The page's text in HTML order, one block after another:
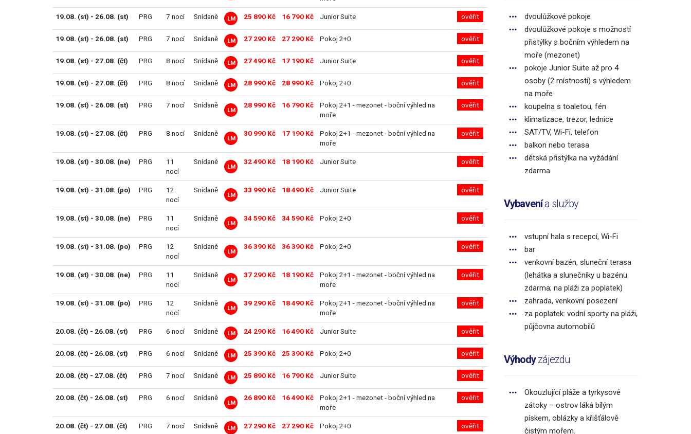
19.08. (st) - 26.08. (st) PRG 7 nocí Snídaně LM 25 890 Kč 16 790 Kč Junior Suite ověřit
19.08. (st) - 26.08. (st) PRG 7 nocí Snídaně LM 27 290 Kč 27 290 Kč Pokoj 2+0 ověřit
19.08. (st) - 27.08. (čt) PRG 8 nocí Snídaně LM 27 490 Kč 17 190 Kč Junior Suite ověřit
19.08. (st) - 27.08. (čt) PRG 8 nocí Snídaně LM 28 990 Kč 28 990 Kč Pokoj 2+0 ověřit
19.08. (st) - 26.08. (st) PRG 7 nocí Snídaně
LM
28 990 Kč 16 790 Kč
Pokoj 2+1 - mezonet - boční výhled na
moře
ověřit
19.08. (st) - 27.08. (čt) PRG 8 nocí Snídaně
LM
30 990 Kč 17 190 Kč
Pokoj 2+1 - mezonet - boční výhled na
moře
ověřit
19.08. (st) - 30.08. (ne) PRG
11
nocí
Snídaně
LM
32 490 Kč 18 190 Kč Junior Suite ověřit
19.08. (st) - 31.08. (po) PRG
12
nocí
Snídaně
LM
33 990 Kč 18 490 Kč Junior Suite ověřit
19.08. (st) - 30.08. (ne) PRG
11
nocí
Snídaně
LM
34 590 Kč 34 590 Kč Pokoj 2+0 ověřit
19.08. (st) - 31.08. (po) PRG
12
nocí
Snídaně
LM
36 390 Kč 36 390 Kč Pokoj 2+0 ověřit
19.08. (st) - 30.08. (ne) PRG
11
nocí
Snídaně
LM
37 290 Kč 18 190 Kč
Pokoj 2+1 - mezonet - boční výhled na
moře
ověřit
19.08. (st) - 31.08. (po) PRG
12
nocí
Snídaně
LM
39 290 Kč 18 490 Kč
Pokoj 2+1 - mezonet - boční výhled na
moře
ověřit
20.08. (čt) - 26.08. (st) PRG 6 nocí Snídaně LM 24 290 Kč 16 490 Kč Junior Suite ověřit
20.08. (čt) - 26.08. (st) PRG 6 nocí Snídaně LM 25 390 Kč 25 390 Kč Pokoj 2+0 ověřit
20.08. (čt) - 27.08. (čt) PRG 7 nocí Snídaně LM 25 890 Kč 16 790 Kč Junior Suite ověřit
20.08. (čt) - 26.08. (st) PRG 6 nocí Snídaně
LM
26 890 Kč 16 490 Kč
Pokoj 2+1 - mezonet - boční výhled na
moře
ověřit
20.08. (čt) - 27.08. (čt) PRG 7 nocí Snídaně LM 27 290 Kč 27 290 Kč Pokoj 2+0 ověřit
dvoulůžkové pokoje
dvoulůžkové pokoje s možností
přistýlky s bočním výhledem na
moře (mezonet)
pokoje Junior Suite až pro 4
osoby (2 místnosti) s výhledem
na moře
koupelna s toaletou, fén
klimatizace, trezor, lednice
SAT/TV, Wi-Fi, telefon
balkon nebo terasa
dětská přistýlka na vyžádání
zdarma
Vybavenía služby
vstupní hala s recepcí, Wi-Fi
bar
venkovní bazén, sluneční terasa
(lehátka a slunečníky u bazénu
zdarma; na pláži za poplatek)
zahrada, venkovní posezení
za poplatek: vodní sporty na pláži,
půjčovna automobilů
Výhodyzájezdu
Okouzlující pláže a tyrkysové
zátoky – ostrov láká bílým
pískem, oblázky a křišťálově
čistým mořem.